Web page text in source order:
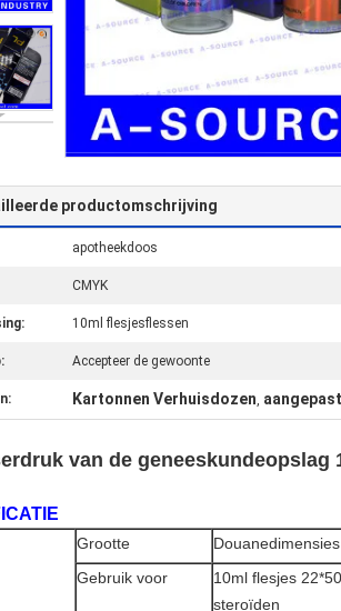
productomschrijving
apotheekdoos
CMYK
10ml flesjesflessen
Accepteer de gewoonte
Kartonnen Verhuisdozen,
van de
Grootte
Gebruik voor
10ml flesjes
steroïden